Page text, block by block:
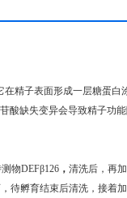
精子表面形成一层糖蛋
酸缺失变异会导致精子功
物DEFβ126 ， 清洗后，再
待孵育结束后清洗，接着